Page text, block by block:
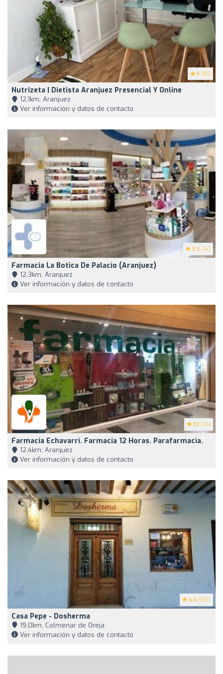
5 (81)
Nutrizeta | Dietista Aranjuez Presencial Y Online
12,1km, Aranjuez
Ver información y datos de contacto
3.2 (14)
Farmacia La Botica De Palacio (Aranjuez)
12,3km, Aranjuez
Ver información y datos de contacto
3.1 (34)
Farmacia Echavarri. Farmacia 12 Horas. Parafarmacia.
12,4km, Aranjuez
Ver información y datos de contacto
4.4 (190)
Casa Pepe - Dosherma
19,0km, Colmenar de Oreja
Ver información y datos de contacto